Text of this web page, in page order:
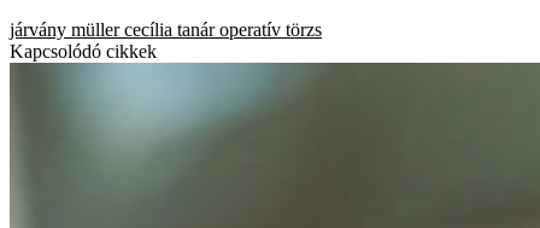
járvány müller cecília tanár operatív törzs
Kapcsolódó cikkek